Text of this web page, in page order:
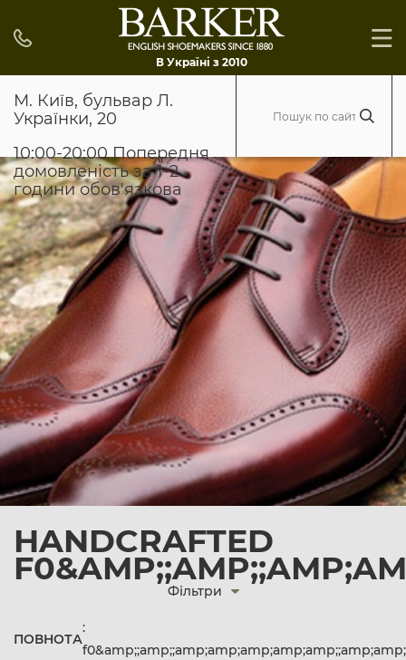
В Україні з 2010
М. Київ, бульвар Л.
Українки, 20
10:00-20:00 Попередня
домовленість за 1-2
години обов'язкова
HANDCRAFTED
Фільтри
ПОВНОТА
: